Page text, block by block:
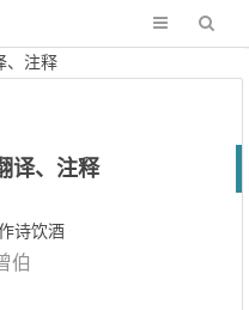
、注释
译、注释
诗饮酒
伯